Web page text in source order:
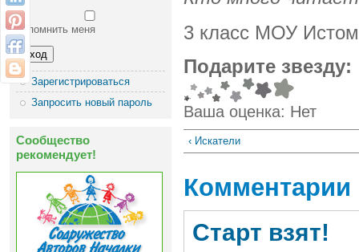
Запомнить меня
Зарегистрироваться
Запросить новый пароль
Сообщество
рекомендует!
3 класс МОУ
Подарите звезду:
Ваша оценка: Нет
‹ Искатели
Комментарии
Старт взят!